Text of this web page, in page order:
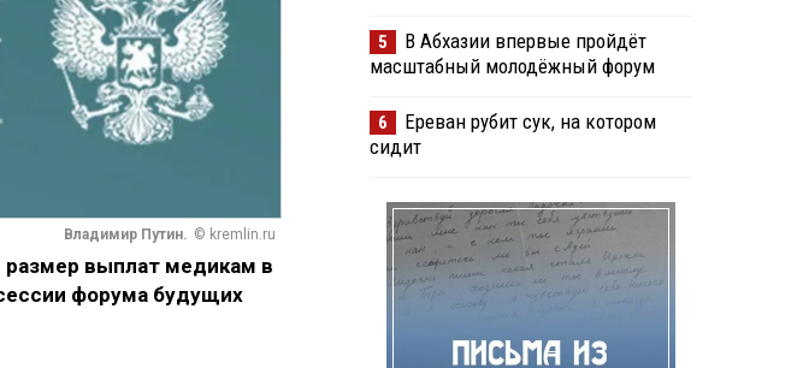
Владимир Путин. © kremlin.ru
выплат медикам в
форума будущих
5
В Абхазии впервые пройдёт
масштабный молодёжный форум
6
Ереван рубит сук, на котором
сидит